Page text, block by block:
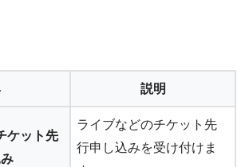
説明
ケット先
ライブなどのチケット先
行申し込みを受け付けま